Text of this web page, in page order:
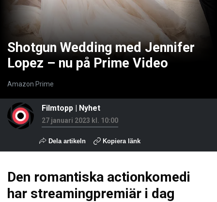
Shotgun Wedding med Jennifer
Lopez – nu på Prime Video
Amazon Prime
Filmtopp | Nyhet
27 januari 2023 kl. 10:00
Dela artikeln Kopiera länk
Den romantiska actionkomedi
har streamingpremiär i dag